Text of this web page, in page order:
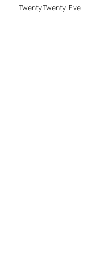
Twenty Twenty-Five